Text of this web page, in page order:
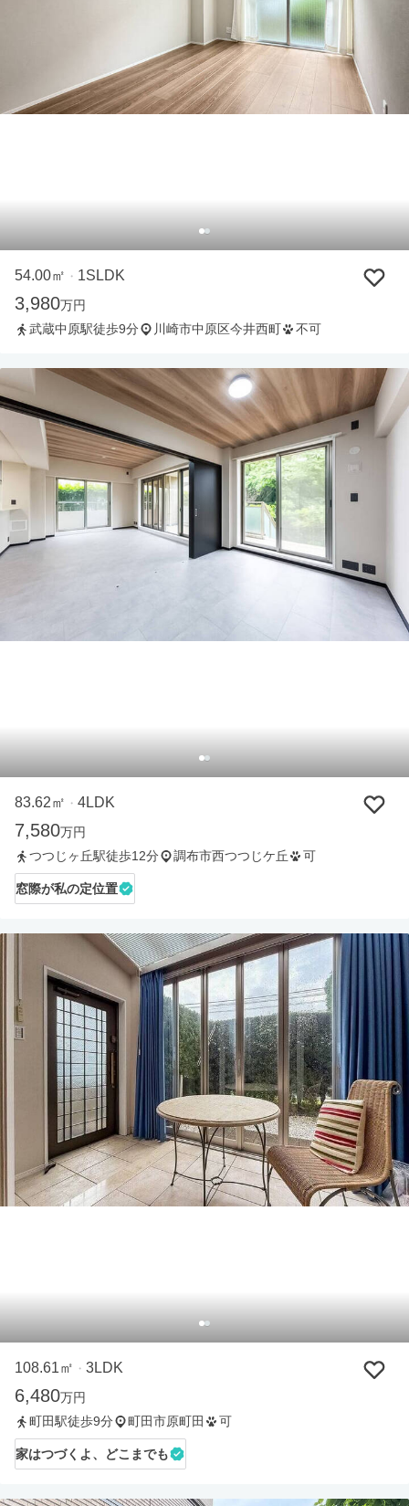
54.00㎡ ・ 1SLDK
3,980万円
武蔵中原駅徒歩9分
川崎市中原区今井西町 不可
83.62㎡ ・ 4LDK
7,580万円
つつじヶ丘駅徒歩12分
調布市西つつじケ丘 可
窓際が私の定位置
108.61㎡ ・ 3LDK
6,480万円
町田駅徒歩9分
町田市原町田 可
家はつづくよ、どこまでも